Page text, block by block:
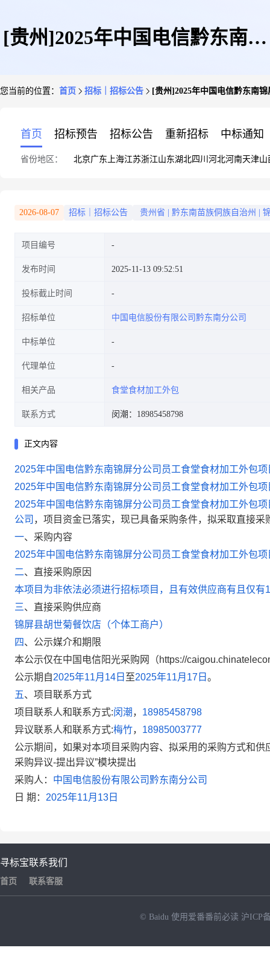
[贵州]2025年中国电信黔东南锦
您当前的位置： 首页 招标｜招标公告 [贵州]2025年中国电信黔东南
首页 招标预告 招标公告 重新招标 中标通知
省份地区： 北京广东 上海江苏浙江山东湖北四川 河北河南天津山
2026-08-07 招标｜招标公告 贵州省 黔东南苗族侗族自治州
项目编号
发布时间 2025-11-13 09:52:51
投标截止时间
招标单位 中国电信股份有限公司黔东南分公司
中标单位
代理单位
相关产品 食堂食材加工外包
联系方式 闵潮：18985458798
正文内容
2025年中国电信黔东南锦屏分公司员工食堂食材加工外包
2025年中国电信黔东南锦屏分公司员工食堂食材加工外包项
2025年中国电信黔东南锦屏分公司员工食堂食材加工外包项
公司 ，项目资金已落实，现已具备采购条件，拟采取直接采
一、 采购内容
2025年中国电信黔东南锦屏分公司员工食堂食材加工外包项
二、 直接采购原因
本项目为非依法必须进行招标项目，且有效供应商有且仅有
三、 直接采购供应商
锦屏县胡世菊餐饮店（个体工商户）
四、 公示媒介和期限
本公示仅在中国电信阳光采购网（https://
公示期自2025年11月14日 至2025年11月17日 。
五、 项目联系方式
项目联系人和联系方式:闵潮 ， 18985458798
异议联系人和联系方式:梅竹， 18985003777
公示期间，如果对本项目采购内容、拟采用的采购方式和
采购异议-提出异议”模块提出
采购人： 中国电信股份有限公司黔东南分公司
日 期： 2025年11月13日
寻标宝
首页
联系我们
联系客服
© Baidu 使用爱番番前必读 沪ICP